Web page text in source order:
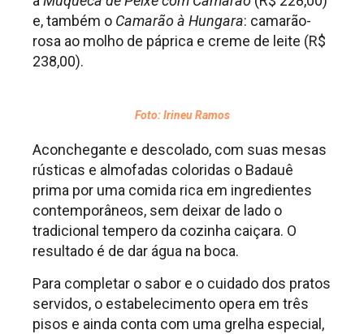
e, também o Camarão à Hungara: camarão-
rosa ao molho de páprica e creme de leite (R$
238,00).
Foto: Irineu Ramos
Aconchegante e descolado, com suas mesas
rústicas e almofadas coloridas o Badauê
prima por uma comida rica em ingredientes
contemporâneos, sem deixar de lado o
tradicional tempero da cozinha caiçara. O
resultado é de dar água na boca.
Para completar o sabor e o cuidado dos pratos
servidos, o estabelecimento opera em três
pisos e ainda conta com uma grelha especial,